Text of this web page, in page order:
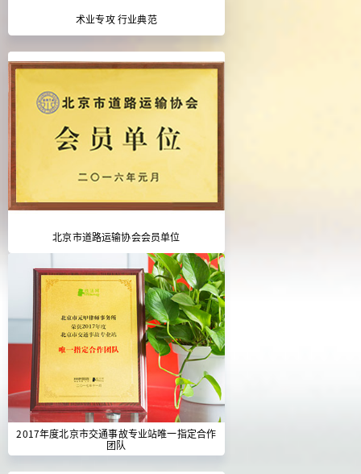
术业专攻 行业典范
北京市道路运输协会会员单位
2017年度北京市交通事故专业站唯一指定合作
团队